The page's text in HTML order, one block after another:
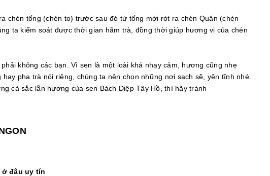
chén tống (chén to) trước sau đó từ tống mới rót ra chén Quân (chén
ta kiểm soát được thời gian hãm trà, đồng thời giúp hương vị của chén
không các bạn. Vì sen là một loài khá nhạy cảm, hương cũng nhẹ
pha trà nói riêng, chúng ta nên chọn những nơi sạch sẽ, yên tĩnh nhé.
cả sắc lẫn hương của sen Bách Diệp Tây Hồ, thì hãy tránh
ở đâu uy tín